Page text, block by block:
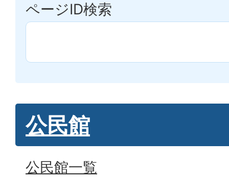
ページID検索
公民館
公民館一覧